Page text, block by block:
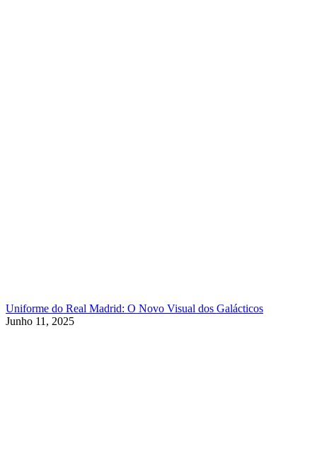
Uniforme do Real Madrid: O Novo Visual dos Galácticos
Junho 11, 2025